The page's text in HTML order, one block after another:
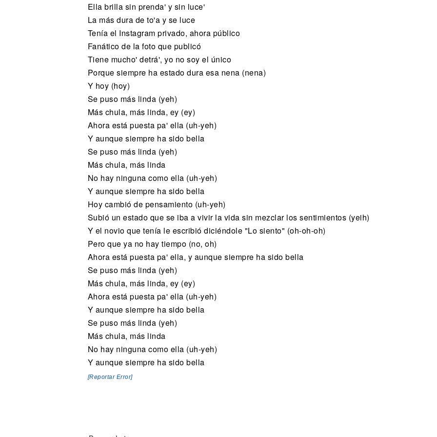
Ella brilla sin prenda' y sin luce'
La más dura de to'a y se luce
Tenía el Instagram privado, ahora público
Fanático de la foto que publicó
Tiene mucho' detrá', yo no soy el único
Porque siempre ha estado dura esa nena (nena)
Y hoy (hoy)
Se puso más linda (yeh)
Más chula, más linda, ey (ey)
Ahora está puesta pa' ella (uh-yeh)
Y aunque siempre ha sido bella
Se puso más linda (yeh)
Más chula, más linda
No hay ninguna como ella (uh-yeh)
Y aunque siempre ha sido bella
Hoy cambió de pensamiento (uh-yeh)
Subió un estado que se iba a vivir la vida sin mezclar los sentimientos (yeih)
Y el novio que tenía le escribió diciéndole "Lo siento" (oh-oh-oh)
Pero que ya no hay tiempo (no, oh)
Ahora está puesta pa' ella, y aunque siempre ha sido bella
Se puso más linda (yeh)
Más chula, más linda, ey (ey)
Ahora está puesta pa' ella (uh-yeh)
Y aunque siempre ha sido bella
Se puso más linda (yeh)
Más chula, más linda
No hay ninguna como ella (uh-yeh)
Y aunque siempre ha sido bella
[Reportar Error]